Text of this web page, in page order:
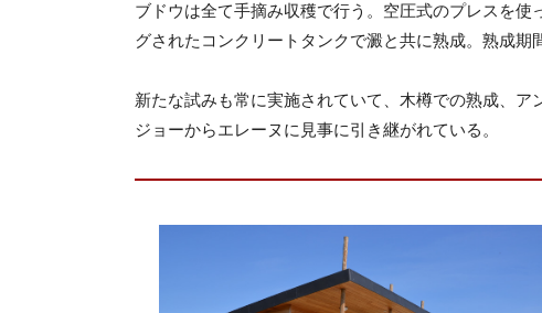
ブドウは全て手摘み収穫で行う。空圧式のプレスを
グされたコンクリートタンクで澱と共に熟成。熟成期
新たな試みも常に実施されていて、木樽での熟成、
ジョーからエレーヌに見事に引き継がれている。